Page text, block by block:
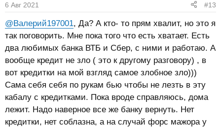
6 Авг 2021 #13
@Валерий197001, Да? А кто- то прям хвалит, но это я
так поговорить. Мне пока того что есть хватает. Есть
два любимых банка ВТБ и Сбер, с ними и работаю. А
вообще кредит не зло ( это к другому разговору) , в
вот кредитки на мой взгляд самое злобное зло)))
Сама себя себя по рукам бью чтобы не лезть в эту
кабалу с кредитками. Пока вроде справляюсь, дома
лежит. Надо наверное все же банку вернуть. Нет
кредитки, нет соблазна, а на случай форс мажора у